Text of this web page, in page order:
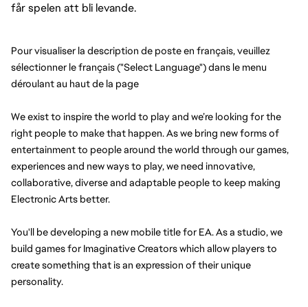
får spelen att bli levande.
Pour visualiser la description de poste en français, veuillez
sélectionner le français ("Select Language") dans le menu
déroulant au haut de la page
We exist to inspire the world to play and we’re looking for the
right people to make that happen. As we bring new forms of
entertainment to people around the world through our games,
experiences and new ways to play, we need innovative,
collaborative, diverse and adaptable people to keep making
Electronic Arts better.
You'll be developing a new mobile title for EA. As a studio, we
build games for Imaginative Creators which allow players to
create something that is an expression of their unique
personality.